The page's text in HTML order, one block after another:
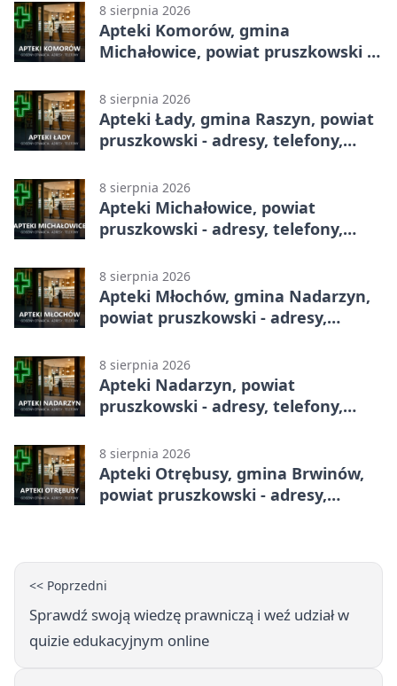
8 sierpnia 2026
Apteki Komorów, gmina
Michałowice, powiat pruszkowski -
8 sierpnia 2026
Apteki Łady, gmina Raszyn, powiat
pruszkowski - adresy, telefony,
8 sierpnia 2026
Apteki Michałowice, powiat
pruszkowski - adresy, telefony,
8 sierpnia 2026
Apteki Młochów, gmina Nadarzyn,
powiat pruszkowski - adresy,
8 sierpnia 2026
Apteki Nadarzyn, powiat
pruszkowski - adresy, telefony,
8 sierpnia 2026
Apteki Otrębusy, gmina Brwinów,
powiat pruszkowski - adresy,
<< Poprzedni
Sprawdź swoją wiedzę prawniczą i weź udział w
quizie edukacyjnym online